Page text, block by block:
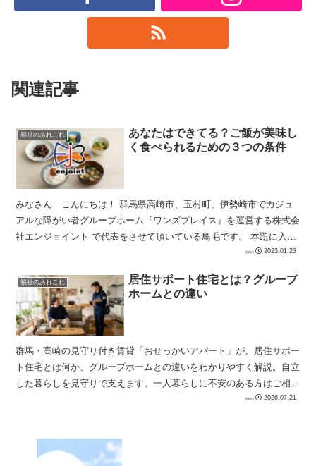
関連記事
福祉のあれこれ
あなたはできてる？ご飯が美味し
く食べられるための３つの条件
みなさん こんにちは！ 群馬県高崎市、玉村町、伊勢崎市でカジュ
アルな障がい者グループホーム『ワンズプレイス』を運営する株式会
社エンジョイント で代表をさせて頂いている鳥毛です。 本題に入る
2023.01.23
福祉のあれこれ
居住サポート住宅とは？グループ
ホームとの違い
群馬・高崎の見守り付き賃貸「おせっかいアパート」が、居住サポー
ト住宅とは何か、グループホームとの違いをわかりやすく解説。自立
した暮らしを見守りで支えます。一人暮らしに不安のある方はご相談
2026.07.21